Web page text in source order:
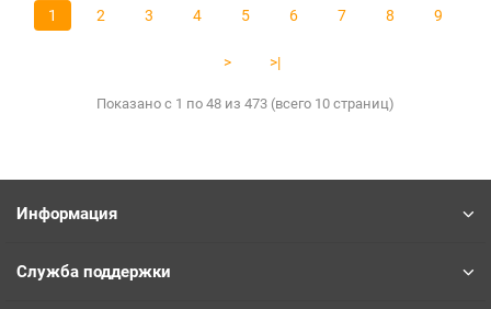
1 2 3 4 5 6 7 8 9
> >|
Показано с 1 по 48 из 473 (всего 10 страниц)
Информация
Служба поддержки